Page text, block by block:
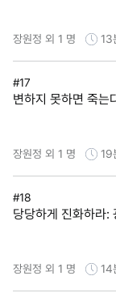
장원정 외 1 명 13
#17
변하지 못하면 죽는
장원정 외 1 명 19
#18
당당하게 진화하라:
장원정 외 1 명 14